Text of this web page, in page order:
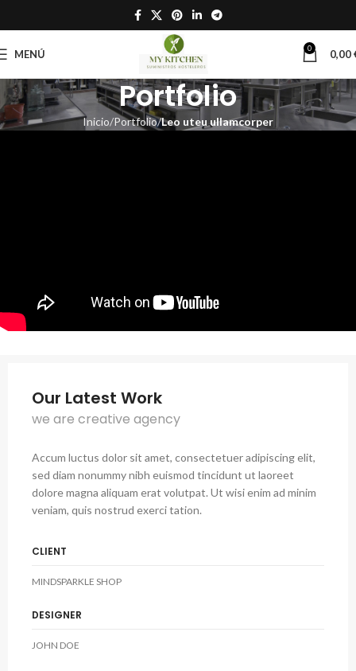
MENÚ 0 0,00
Portfolio
Inicio Portfolio Leo uteu ullamcorper
Our Latest Work
we are creative agency
Accum luctus dolor sit amet, consectetuer adipiscing elit,
sed diam nonummy nibh euismod tincidunt ut laoreet
dolore magna aliquam erat volutpat. Ut wisi enim ad minim
veniam, quis nostrud exerci tation.
CLIENT
MINDSPARKLE SHOP
DESIGNER
JOHN DOE